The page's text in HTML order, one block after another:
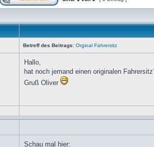
Betreff des Beitrags: Orginal Fahrersitz
Hallo,
hat noch jemand einen originalen
Gruß Oliver
Schau mal hier: